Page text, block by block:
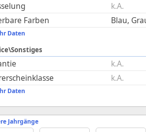
k.A.
Farben
Blau,
Daten
k.A.
k.A.
Daten
Jahrgänge